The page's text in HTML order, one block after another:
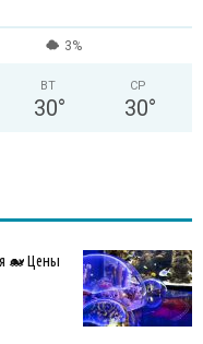
3%
ВТ
30°
СР
30°
🐋 Цены